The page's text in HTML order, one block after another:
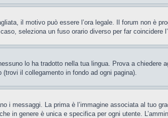
il motivo può essere l’ora legale. Il forum non è
seleziona un fuso orario diverso per far coincidere
lo ha tradotto nella tua lingua. Prova a
il collegamento in fondo ad ogni pagina).
i messaggi. La prima è l’immagine associata al tuo
in genere è unica e specifica per ogni utente.